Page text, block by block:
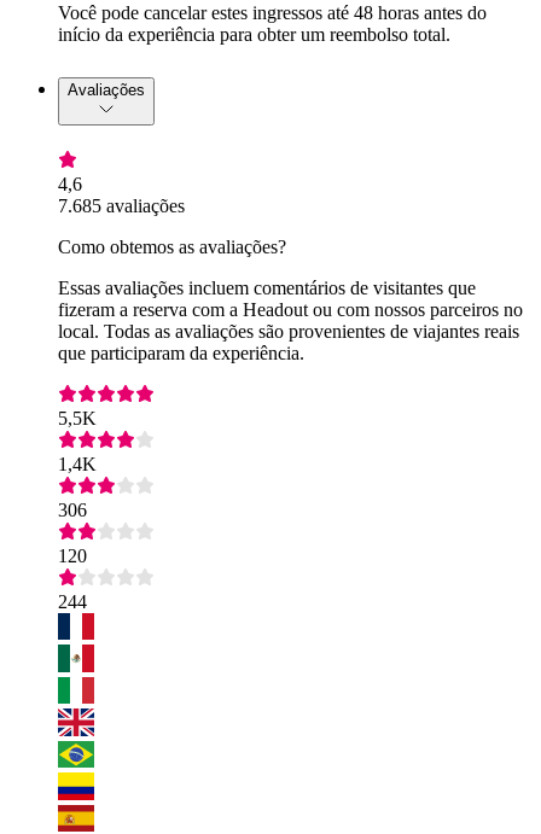
Você pode cancelar estes ingressos até 48 horas antes do
início da experiência para obter um reembolso total.
Avaliações
4,6
7.685 avaliações
Como obtemos as avaliações?
Essas avaliações incluem comentários de visitantes que
fizeram a reserva com a Headout ou com nossos parceiros no
local. Todas as avaliações são provenientes de viajantes reais
que participaram da experiência.
5,5K
1,4K
306
120
244